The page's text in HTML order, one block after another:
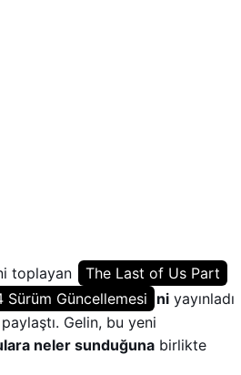
toplayan
The Last of Us Part
Sürüm Güncellemesi ni yayınladı
Gelin, bu yeni
neler sunduğuna birlikte